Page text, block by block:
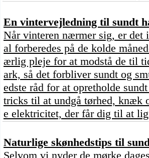
En vintervejledning til sundt
Når vinteren nærmer sig, er det
al forberedes på de kolde
ærlig pleje for at modstå de til
ark, så det forbliver sundt og
edste råd for at opretholde
tricks til at undgå tørhed, knæk
e elektricitet, der får dig til at
Naturlige skønhedstips til
Selvom vi nyder de mørke